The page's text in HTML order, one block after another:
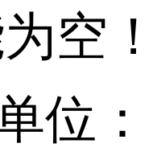
空
位：